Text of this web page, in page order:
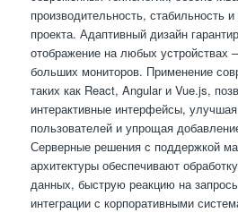
производительность, стабильность
проекта. Адаптивный дизайн
отображение на любых
больших мониторов. Применение
таких как React, Angular и Vue.js,
интерактивные интерфейсы,
пользователей и упрощая
Серверные решения с поддержкой
архитектуры обеспечивают
данных, быструю реакцию на
интеграции с корпоративными